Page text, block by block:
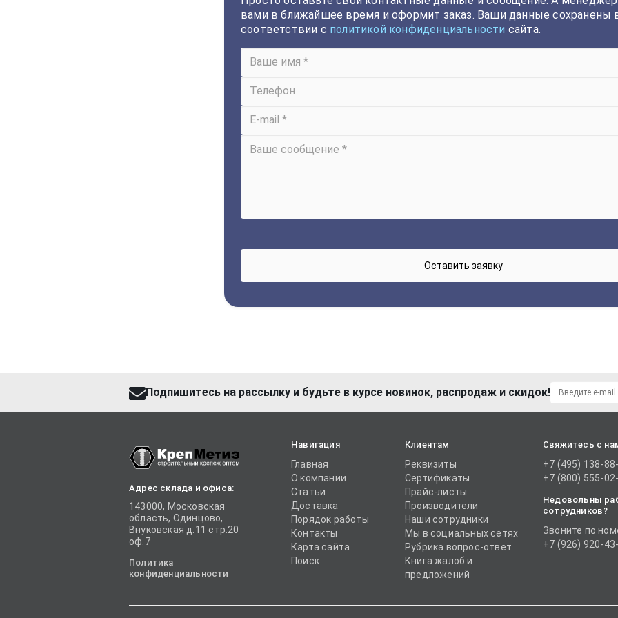
вами в ближайшее время и оформит заказ. Ваши данные сохранены
соответствии с политикой конфиденциальности сайта.
Подпишитесь на рассылку и будьте в курсе новинок, распродаж и скидок!
Адрес склада и офиса:
143000, Московская
область, Одинцово,
Внуковская д.11 стр.20
оф.7
Политика
конфиденциальности
Навигация
Главная
О компании
Статьи
Доставка
Порядок работы
Контакты
Карта сайта
Поиск
Клиентам
Реквизиты
Сертификаты
Прайс-листы
Производители
Наши сотрудники
Мы в социальных сетях
Рубрика вопрос-ответ
Книга жалоб и
предложений
Свяжитесь с
+7 (495) 138-
+7 (800) 555-
Недовольны
сотрудников?
Звоните по
+7 (926) 920-